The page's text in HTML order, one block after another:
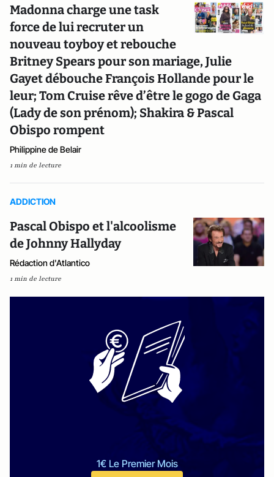
Madonna charge une task
force de lui recruter un
nouveau toyboy et rebouche
Britney Spears pour son mariage, Julie
Gayet débouche François Hollande pour le
leur; Tom Cruise rêve d’être le gogo de Gaga
(Lady de son prénom); Shakira & Pascal
Obispo rompent
Philippine de Belair
1 min de lecture
ADDICTION
Pascal Obispo et l'alcoolisme
de Johnny Hallyday
Rédaction d'Atlantico
1 min de lecture
1€ Le Premier Mois